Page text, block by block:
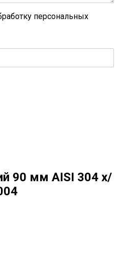
персональных
90 мм AISI 304 х/